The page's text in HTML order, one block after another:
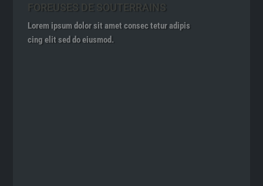
FOREUSES DE SOUTERRAINS
Lorem ipsum dolor sit amet consec tetur adipis
cing elit sed do eiusmod.